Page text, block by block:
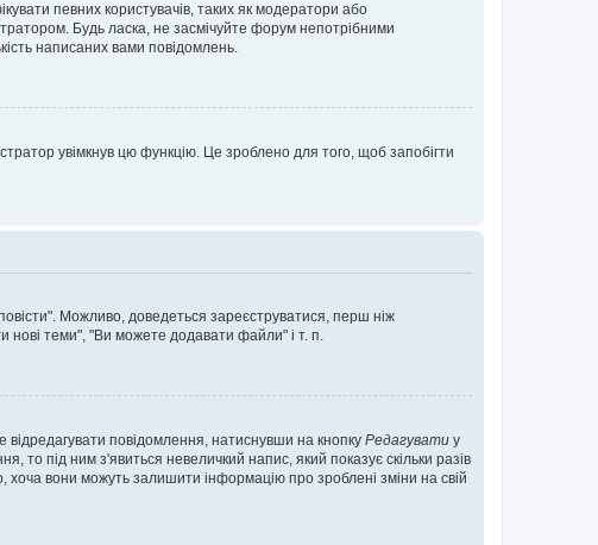
певних користувачів, таких як модератори або
Будь ласка, не засмічуйте форум непотрібними
написаних вами повідомлень.
увімкнув цю функцію. Це зроблено для того, щоб запобігти
Можливо, доведеться зареєструватися, перш ніж
нові теми", "Ви можете додавати файли" і т. п.
повідомлення, натиснувши на кнопку Редагувати у
то під ним з'явиться невеличкий напис, який показує скільки разів
хоча вони можуть залишити інформацію про зроблені зміни на свій